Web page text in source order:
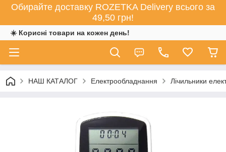
Обирайте доставку ROZETKA Delivery всього за
49,50 грн!
☀️ Корисні товари на кожен день!
НАШ КАТАЛОГ Електрообладнання Лічильники